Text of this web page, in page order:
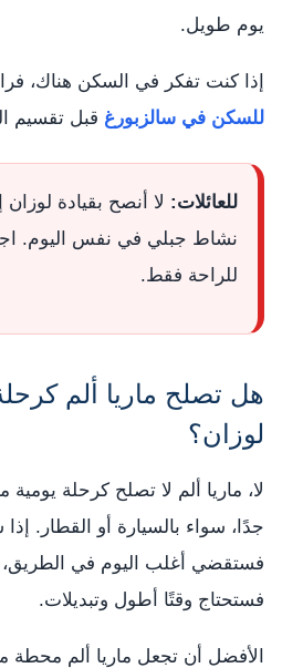
يوم طويل.
إذا كنت تفكر في السكن هناك،
للسكن في سالزبورغ قبل تقسيم
للعائلات: لا أنصح بقيادة
نشاط جبلي في نفس اليوم.
للراحة فقط.
هل تصلح ماريا ألم
لوزان؟
لا، ماريا ألم لا تصلح كرحلة
جدًا، سواء بالسيارة أو القطار.
فستقضي أغلب اليوم في الطريق،
فستحتاج وقتًا أطول وتبديلات.
الأفضل أن تجعل ماريا ألم محطة